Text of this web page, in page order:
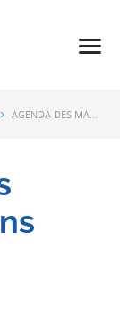
AGENDA DES MANIFESTATIONS